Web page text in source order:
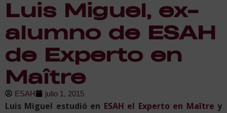
Luis Miguel, ex-
alumno de ESAH
de Experto en
Maître
ESAH julio 1, 2015
Luis Miguel estudió en ESAH el Experto en Maître y